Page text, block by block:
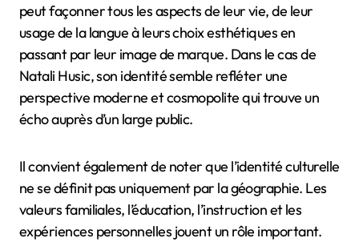
peut façonner tous les aspects de leur vie, de leur
usage de la langue à leurs choix esthétiques en
passant par leur image de marque. Dans le cas de
Natali Husic, son identité semble refléter une
perspective moderne et cosmopolite qui trouve un
écho auprès d’un large public.
Il convient également de noter que l’identité culturelle
ne se définit pas uniquement par la géographie. Les
valeurs familiales, l’éducation, l’instruction et les
expériences personnelles jouent un rôle important.